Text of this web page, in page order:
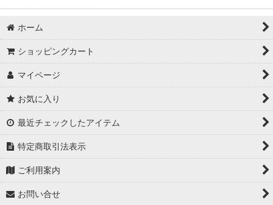
ホーム
ショッピングカート
マイページ
お気に入り
最近チェックしたアイテム
特定商取引法表示
ご利用案内
お問い合せ